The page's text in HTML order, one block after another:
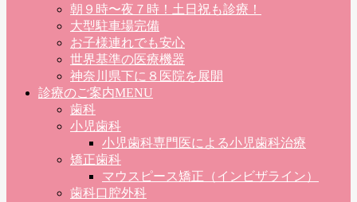
朝９時〜夜７時！土日祝も診療！
大型駐車場完備
お子様連れでも安心
世界基準の医療機器
神奈川県下に８医院を展開
診療のご案内MENU
歯科
小児歯科
小児歯科専門医による小児歯科治療
矯正歯科
マウスピース矯正（インビザライン）
歯科口腔外科